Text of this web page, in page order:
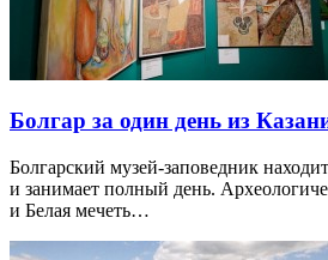
Болгар за один день из
Болгарский музей-заповедник
и занимает полный день.
и Белая мечеть…